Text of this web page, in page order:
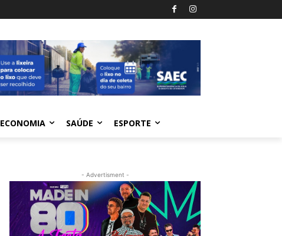
ECONOMIA SAÚDE ESPORTE
- Advertisment -